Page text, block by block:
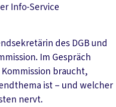
Info-Service
des DGB und
Im Gespräch
braucht,
ist – und welcher
nervt.